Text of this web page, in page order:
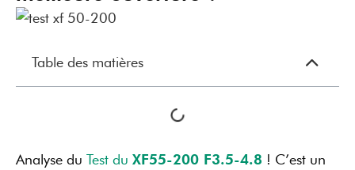
Table des matières
Analyse du Test du XF55-200 F3.5-4.8 ! C’est un